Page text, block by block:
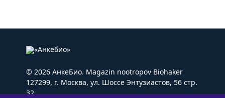
© 2026 АнкеБио. Magazin nootropov Biohaker
127299, г. Москва, ул. Шоссе Энтузиастов, 56 стр.
32